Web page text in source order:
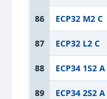
86 ECP32 M2 C
87 ECP32 L2 C
88 ECP34 1S2 A
89 ECP34 2S2 A